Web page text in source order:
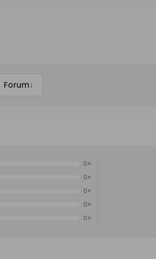
Forum↓
0×
0×
0×
0×
0×